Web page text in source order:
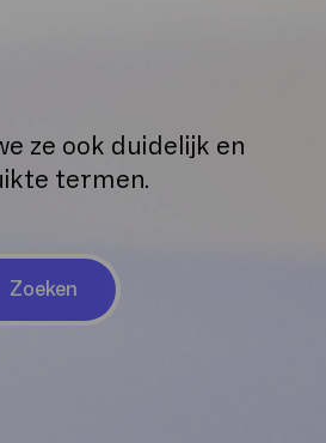
ze ook duidelijk en
termen.
Zoeken